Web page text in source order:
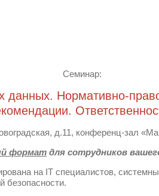
Семинар:
данных. Нормативно-
д.11, конференц-зал «
формат для сотрудников
на IT специалистов,
безопасности.